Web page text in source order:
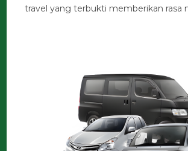
travel yang terbukti memberikan rasa